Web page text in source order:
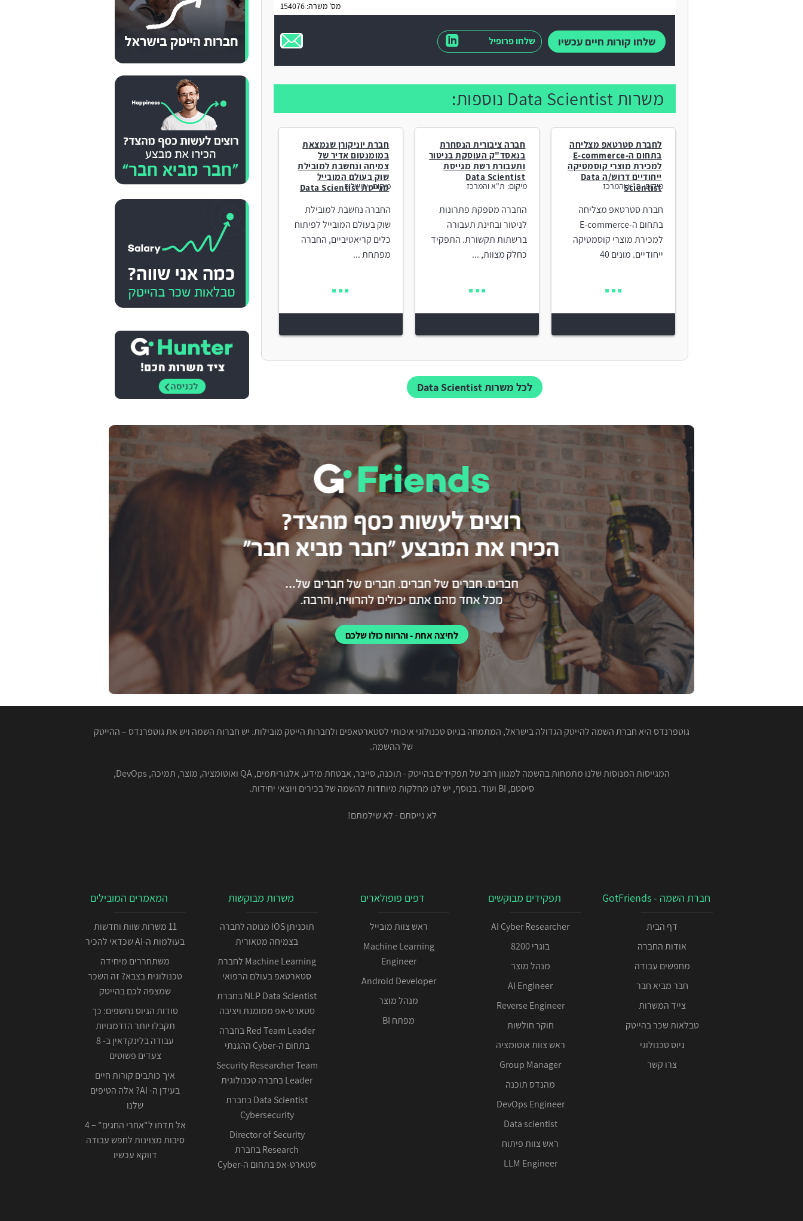
מס' משרה: 154076
שלחו קורות חיים עכשיו שלחו פרופיל
משרות Data Scientist נוספות:
לחברת סטרטאפ מצליחה
בתחום ה-E-commerce
למכירת מוצרי קוסמטיקה
ייחודיים דרוש/ה Data
Scientist
מיקום: ת"א והמרכז
חברת סטרטאפ מצליחה
בתחום ה-E-commerce
למכירת מוצרי קוסמטיקה
ייחודיים. מונים 40
חברה ציבורית הנסחרת
בנאסד"ק העוסקת בניטור
ותעבורת רשת מגייסת
Data Scientist
מיקום: ת"א והמרכז
החברה מספקת פתרונות
לניטור ובחינת תעבורה
ברשתות תקשורת. התפקיד
כחלק מצוות, ...
חברת יוניקורן שנמצאת
במומנטום אדיר של
צמיחה ונחשבת למובילת
שוק בעולם המובייל
מגייסת Data Scientist
מיקום: ירושלים
החברה נחשבת למובילת
שוק בעולם המובייל לפיתוח
כלים קריאטיביים, החברה
מפתחת ...
לכל משרות Data Scientist
לחיצה אחת - והרווח כולו שלכם
גוטפרנדס היא חברת השמה להייטק הגדולה בישראל, המתמחה בגיוס טכנולוגי איכותי לסטארטאפים ולחברות הייטק מובילות. יש חברות השמה ויש את גוטפרנדס – ההייטק
של ההשמה.
המגייסות המנוסות שלנו מתמחות בהשמה למגוון רחב של תפקידים בהייטק - תוכנה, סייבר, אבטחת מידע, אלגוריתמים, QA ואוטומציה, מוצר, תמיכה, DevOps,
סיסטם, BI ועוד. בנוסף, יש לנו מחלקות מיוחדות להשמה של בכירים ויוצאי יחידות.
לא גייסתם - לא שילמתם!
חברת השמה - GotFriends
דף הבית
אודות החברה
מחפשים עבודה
חבר מביא חבר
צייד המשרות
טבלאות שכר בהייטק
גיוס טכנולוגי
צרו קשר
תפקידים מבוקשים
AI Cyber Researcher
בוגרי 8200
מנהל מוצר
AI Engineer
Reverse Engineer
חוקר חולשות
ראש צוות אוטומציה
Group Manager
מהנדס תוכנה
DevOps Engineer
Data scientist
ראש צוות פיתוח
LLM Engineer
דפים פופולארים
ראש צוות מובייל
Machine Learning
Engineer
Android Developer
מנהל מוצר
מפתח BI
משרות מבוקשות
תוכניתן IOS מנוסה לחברה
בצמיחה מטאורית
Machine Learning לחברת
סטארטאפ בעולם הרפואי
NLP Data Scientist בחברת
סטארט-אפ ממומנת ויציבה
Red Team Leader בחברה
בתחום ה-Cyber ההגנתי
Security Researcher Team
Leader בחברה טכנולוגית
Data Scientist בחברת
Cybersecurity
Director of Security
Research בחברת
סטארט-אפ בתחום ה-Cyber
המאמרים המובילים
11 משרות שוות וחדשות
בעולמות ה-AI שכדאי להכיר
משתחררים מיחידה
טכנולוגית בצבא? זה השכר
שמצפה לכם בהייטק
סודות הגיוס נחשפים: כך
תקבלו יותר הזדמנויות
עבודה בלינקדאין ב- 8
צעדים פשוטים
איך כותבים קורות חיים
בעידן ה- AI? אלה הטיפים
שלנו
אל תדחו ל"אחרי החגים" – 4
סיבות מצוינות לחפש עבודה
דווקא עכשיו